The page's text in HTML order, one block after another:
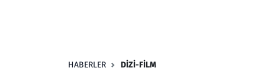
HABERLER DIZI-FILM